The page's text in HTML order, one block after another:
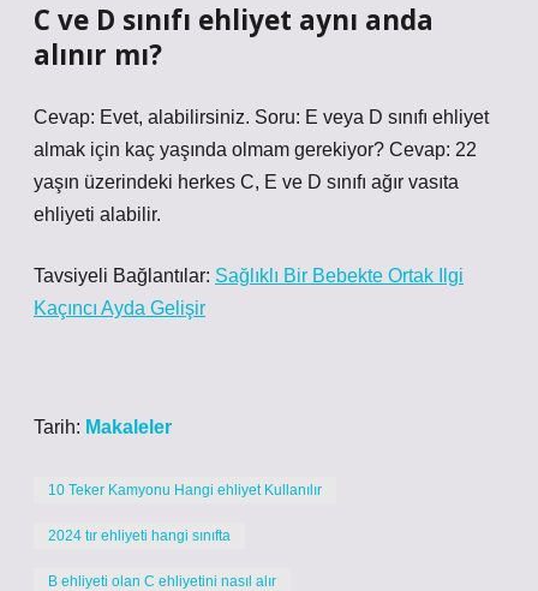
C ve D sınıfı ehliyet aynı anda
alınır mı?
Cevap: Evet, alabilirsiniz. Soru: E veya D sınıfı ehliyet
almak için kaç yaşında olmam gerekiyor? Cevap: 22
yaşın üzerindeki herkes C, E ve D sınıfı ağır vasıta
ehliyeti alabilir.
Tavsiyeli Bağlantılar: Sağlıklı Bir Bebekte Ortak Ilgi
Kaçıncı Ayda Gelişir
Tarih: Makaleler
10 Teker Kamyonu Hangi ehliyet Kullanılır
2024 tır ehliyeti hangi sınıfta
B ehliyeti olan C ehliyetini nasıl alır